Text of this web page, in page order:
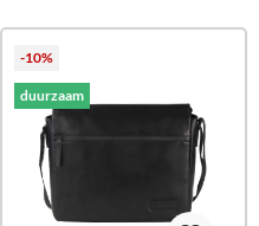
-10%
duurzaam